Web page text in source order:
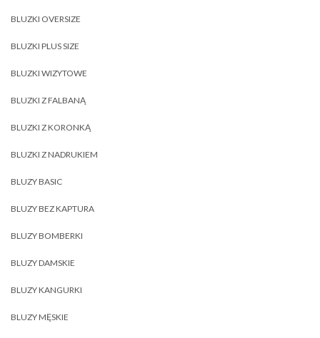
BLUZKI OVERSIZE
BLUZKI PLUS SIZE
BLUZKI WIZYTOWE
BLUZKI Z FALBANĄ
BLUZKI Z KORONKĄ
BLUZKI Z NADRUKIEM
BLUZY BASIC
BLUZY BEZ KAPTURA
BLUZY BOMBERKI
BLUZY DAMSKIE
BLUZY KANGURKI
BLUZY MĘSKIE